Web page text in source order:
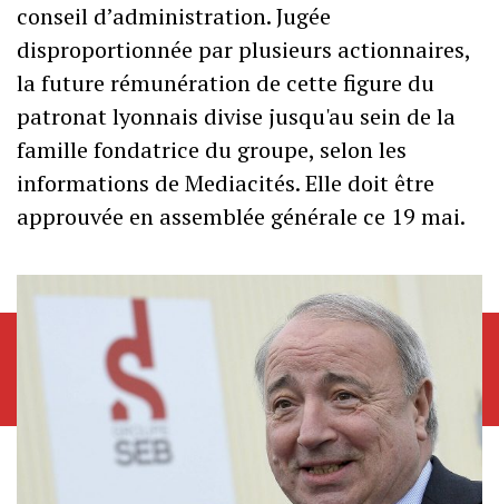
conseil d’administration. Jugée
disproportionnée par plusieurs actionnaires,
la future rémunération de cette figure du
patronat lyonnais divise jusqu'au sein de la
famille fondatrice du groupe, selon les
informations de Mediacités. Elle doit être
approuvée en assemblée générale ce 19 mai.